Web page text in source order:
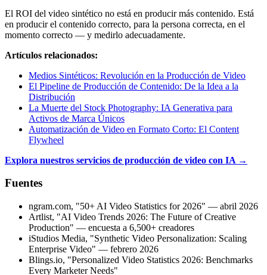
El ROI del video sintético no está en producir más contenido. Está
en producir el contenido correcto, para la persona correcta, en el
momento correcto — y medirlo adecuadamente.
Artículos relacionados:
Medios Sintéticos: Revolución en la Producción de Video
El Pipeline de Producción de Contenido: De la Idea a la
Distribución
La Muerte del Stock Photography: IA Generativa para
Activos de Marca Únicos
Automatización de Video en Formato Corto: El Content
Flywheel
Explora nuestros servicios de producción de video con IA →
Fuentes
ngram.com, "50+ AI Video Statistics for 2026" — abril 2026
Artlist, "AI Video Trends 2026: The Future of Creative
Production" — encuesta a 6,500+ creadores
iStudios Media, "Synthetic Video Personalization: Scaling
Enterprise Video" — febrero 2026
Blings.io, "Personalized Video Statistics 2026: Benchmarks
Every Marketer Needs"